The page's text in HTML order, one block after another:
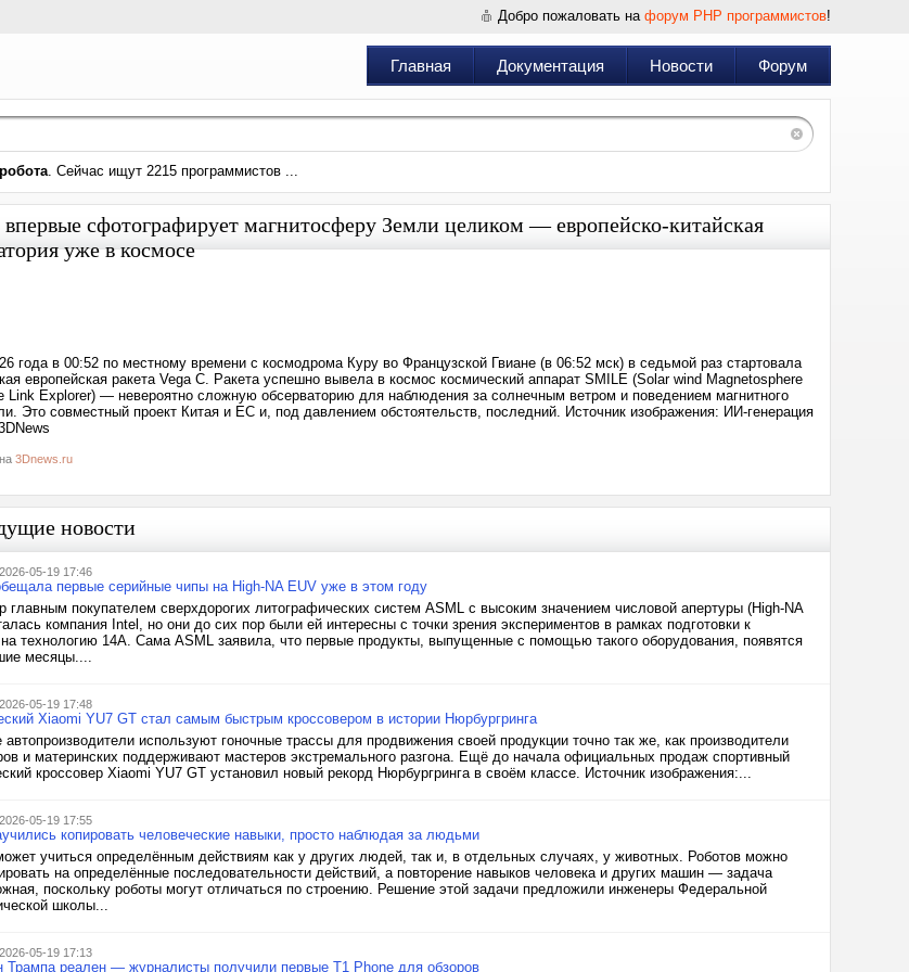
Добро пожаловать на форум PHP программистов!
Главная Документация Новости Форум
. Сейчас ищут 2215 программистов ...
сфотографирует магнитосферу Земли целиком — европейско-китайская
уже в космосе
года в 00:52 по местному времени с космодрома Куру во Французской Гвиане (в 06:52 мск) в седьмой раз стартовала
европейская ракета Vega C. Ракета успешно вывела в космос космический аппарат SMILE (Solar wind Magnetosphere
Link Explorer) — невероятно сложную обсерваторию для наблюдения за солнечным ветром и поведением магнитного
Это совместный проект Китая и ЕС и, под давлением обстоятельств, последний. Источник изображения: ИИ-генерация
3Dnews.ru
новости
, 2026-05-19 17:46
первые серийные чипы на High-NA EUV уже в этом году
главным покупателем сверхдорогих литографических систем ASML с высоким значением числовой апертуры (High-NA
компания Intel, но они до сих пор были ей интересны с точки зрения экспериментов в рамках подготовки к
технологию 14A. Сама ASML заявила, что первые продукты, выпущенные с помощью такого оборудования, появятся
месяцы....
, 2026-05-19 17:48
Xiaomi YU7 GT стал самым быстрым кроссовером в истории Нюрбургринга
автопроизводители используют гоночные трассы для продвижения своей продукции точно так же, как производители
и материнских поддерживают мастеров экстремального разгона. Ещё до начала официальных продаж спортивный
кроссовер Xiaomi YU7 GT установил новый рекорд Нюрбургринга в своём классе. Источник изображения:...
, 2026-05-19 17:55
копировать человеческие навыки, просто наблюдая за людьми
учиться определённым действиям как у других людей, так и, в отдельных случаях, у животных. Роботов можно
на определённые последовательности действий, а повторение навыков человека и других машин — задача
поскольку роботы могут отличаться по строению. Решение этой задачи предложили инженеры Федеральной
школы...
, 2026-05-19 17:13
реален — журналисты получили первые T1 Phone для обзоров